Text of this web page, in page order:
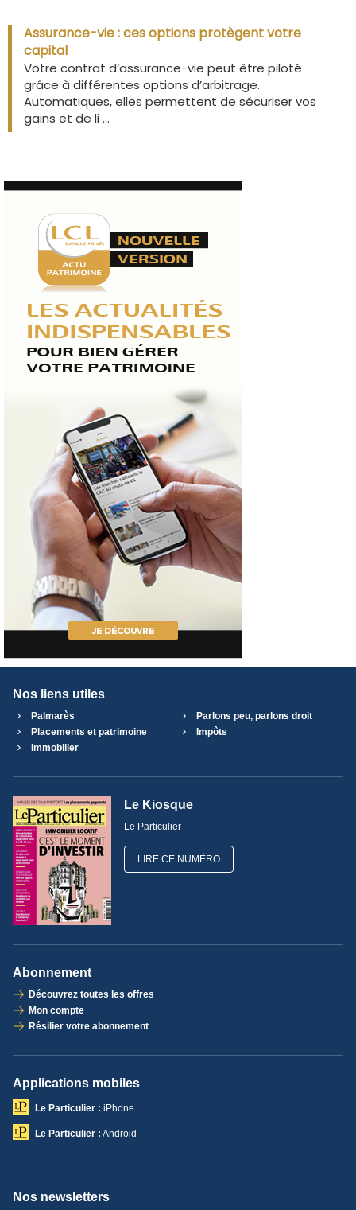
Assurance-vie : ces options protègent votre
capital
Votre contrat d’assurance-vie peut être piloté
grâce à différentes options d’arbitrage.
Automatiques, elles permettent de sécuriser vos
gains et de li ...
Nos liens utiles
Palmarès
Parlons peu, parlons droit
Placements et patrimoine
Impôts
Immobilier
Le Kiosque
Le Particulier
LIRE CE NUMÉRO
Abonnement
Découvrez toutes les offres
Mon compte
Résilier votre abonnement
Applications mobiles
Le Particulier : iPhone
Le Particulier : Android
Nos newsletters